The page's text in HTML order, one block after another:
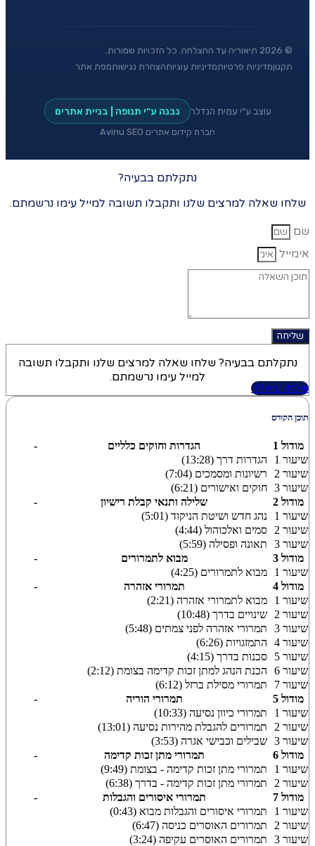
©
2026 תיאוריה עד ההצלחה. כל הזכויות שמורות.
תקנוןמדיניות פרטיותמדיניות עוגיותהצהרת נגישותמפת אתר
עוצב ע"י עמית הנדלר נבנה ע"י תנופה | בניית אתרים
חברת קידום אתרים Avinu SEO
נתקלתם בבעיה?
שלחו שאלה למרצים שלנו ותקבלו תשובה למייל עימו נרשמתם.
שם
אימייל
שליחה
נתקלתם בבעיה? שלחו שאלה למרצים שלנו ותקבלו תשובה
למייל עימו נרשמתם.
שלחו שאלה
תוכן הקורס
מודול 1 הגדרות וחוקים כלליים
-
שיעור 1
הגדרות דרך (13:28)
שיעור 2
רשיונות ומסמכים (7:04)
שיעור 3
חוקים ואישורים (6:21)
מודול 2
שלילה ותנאי קבלת רישיון
-
שיעור 1
נהג חדש ושיטת הניקוד (5:01)
שיעור 2
סמים ואלכוהול (4:44)
שיעור 3
תאונה ופסילה (5:59)
מודול 3
מבוא לתמרורים
-
שיעור 1
מבוא לתמרורים (4:25)
מודול 4
תמרורי אזהרה
-
שיעור 1
מבוא לתמרורי אזהרה (2:21)
שיעור 2
שינויים בדרך (10:48)
שיעור 3
תמרורי אזהרה לפני צמתים (5:48)
שיעור 4
התמזגויות (6:26)
שיעור 5
סכנות בדרך (4:15)
שיעור 6
הכנת הנהג למתן זכות קדימה בצומת (2:12)
שיעור 7
תמרורי מסילת ברזל (6:12)
מודול 5
תמרורי הוריה
-
שיעור 1
תמרורי כיוון נסיעה (10:33)
שיעור 2
תמרורים להגבלת מהירות נסיעה (13:01)
שיעור 3
שבילים וכבישי אגרה (3:53)
מודול 6
תמרורי מתן זכות קדימה
-
שיעור 1
תמרורי מתן זכות קדימה - בצומת (9:49)
שיעור 2
תמרורי מתן זכות קדימה - בדרך (6:38)
מודול 7
תמרורי איסורים והגבלות
-
שיעור 1
תמרורי איסורים והגבלות מבוא (0:43)
שיעור 2
תמרורים האוסרים כניסה (6:47)
שיעור 3
תמרורים האוסרים עקיפה (3:24)